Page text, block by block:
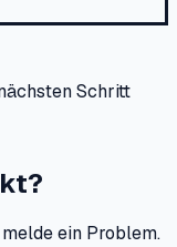
Schritt
ein Problem.